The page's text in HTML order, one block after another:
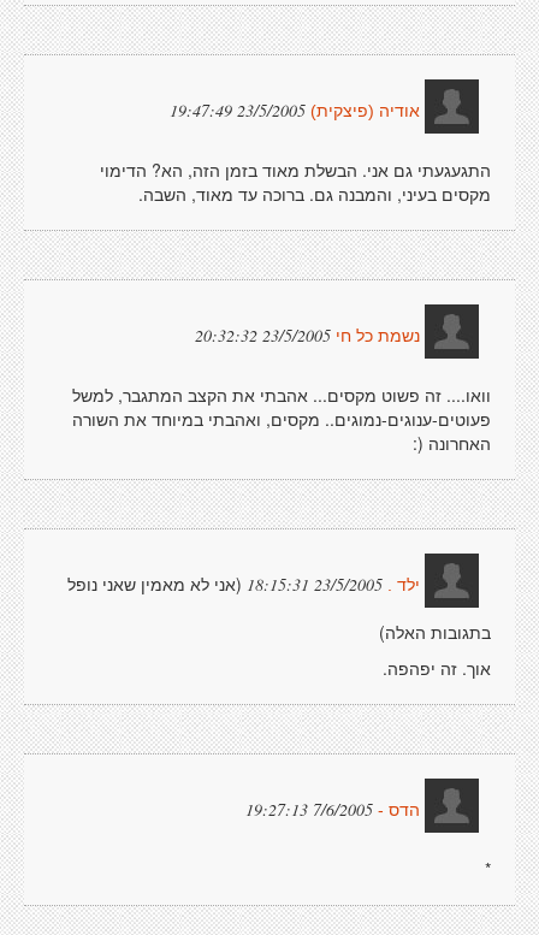
אודיה (פיצקית) 23/5/2005 19:47:49
התגעגעתי גם אני. הבשלת מאוד בזמן הזה, הא? הדימוי
מקסים בעיני, והמבנה גם. ברוכה עד מאוד, השבה.
נשמת כל חי 23/5/2005 20:32:32
וואו.... זה פשוט מקסים... אהבתי את הקצב המתגבר, למשל
פעוטים-ענוגים-נמוגים.. מקסים, ואהבתי במיוחד את השורה
האחרונה (:
ילד . 23/5/2005 18:15:31
(אני לא מאמין שאני נופל
בתגובות האלה)
אוך. זה יפהפה.
הדס - 7/6/2005 19:27:13
*